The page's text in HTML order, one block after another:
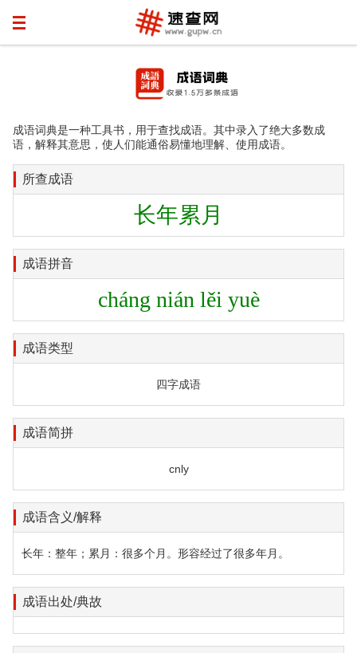
成语词典是一种工具书，用于查找成语。其中录入了绝大多数成
语，解释其意思，使人们能通俗易懂地理解、使用成语。
所查成语
长年累月
成语拼音
cháng nián lěi yuè
成语类型
四字成语
成语简拼
cnly
成语含义/解释
长年：整年；累月：很多个月。形容经过了很多年月。
成语出处/典故